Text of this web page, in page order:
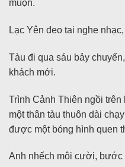
muộn.
Lạc Yên đeo tai nghe
Tàu đi qua sáu bảy
khách mới.
Trình Cảnh Thiên ngồi
một thân tàu thuôn dài
được một bóng hình quen
Anh nhếch môi cười, bước